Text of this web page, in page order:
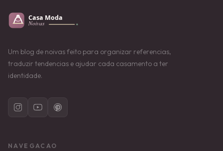
Um blog de noivas feito para organizar referencias,
traduzir tendencias e ajudar cada casamento a ter
identidade.
NAVEGACAO